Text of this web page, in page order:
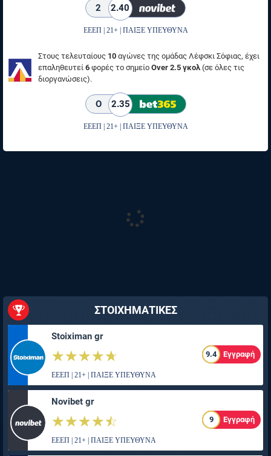
2 2.40
ΕΕΕΠ | 21+ | ΠΑΙΞΕ ΥΠΕΥΘΥΝΑ
Στους τελευταίους 10 αγώνες της ομάδας Λέφσκι Σόφιας, έχει
επαληθευτεί 6 φορές το σημείο Over 2.5 γκολ (σε όλες τις
διοργανώσεις).
O 2.35
ΕΕΕΠ | 21+ | ΠΑΙΞΕ ΥΠΕΥΘΥΝΑ
ΣΤΟΙΧΗΜΑΤΙΚΕΣ
Stoiximan gr
☆☆☆☆☆
★★★★★ 9.4 Εγγραφή
ΕΕΕΠ | 21+ | ΠΑΙΞΕ ΥΠΕΥΘΥΝΑ
Novibet gr
☆☆☆☆☆
★★★★★ 9 Εγγραφή
ΕΕΕΠ | 21+ | ΠΑΙΞΕ ΥΠΕΥΘΥΝΑ